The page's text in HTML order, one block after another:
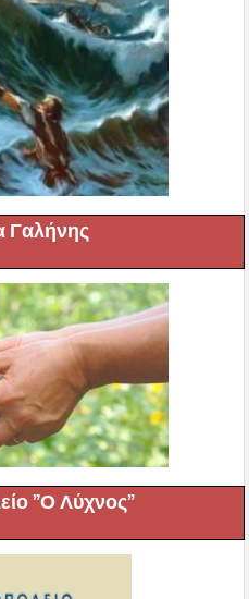
Γαλήνης
”Ο Λύχνος”